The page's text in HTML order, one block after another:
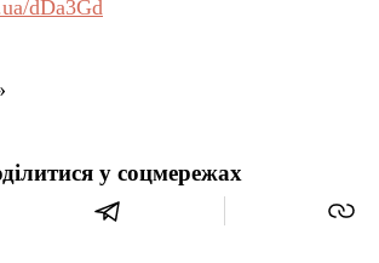
dDa3Gd
у соцмережах